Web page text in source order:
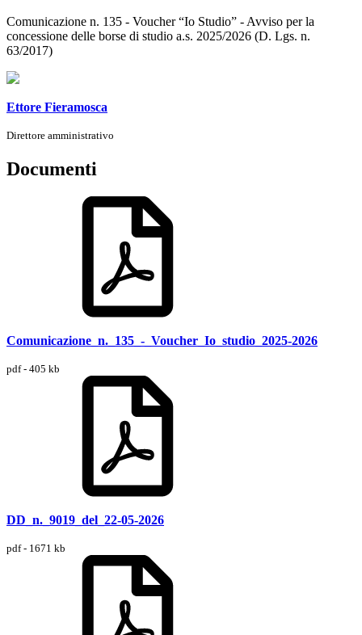
Comunicazione n. 135 - Voucher “Io Studio” - Avviso per la
concessione delle borse di studio a.s. 2025/2026 (D. Lgs. n.
63/2017)
Ettore Fieramosca
Direttore amministrativo
Documenti
Comunicazione_n._135_-_Voucher_Io_studio_2025-2026
pdf - 405 kb
DD_n._9019_del_22-05-2026
pdf - 1671 kb